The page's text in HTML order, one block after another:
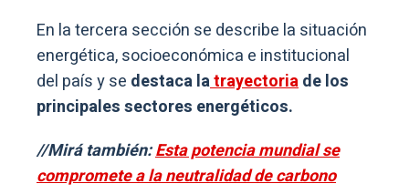
En la tercera sección se describe la situación
energética, socioeconómica e institucional
del país y se destaca latrayectoriade los
principales sectores energéticos.
//Mirá también:Esta potencia mundial se
compromete a la neutralidad de carbono